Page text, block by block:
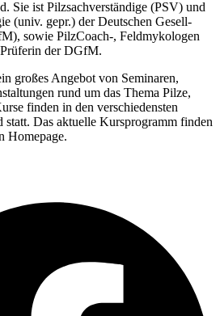
Sie ist Pilz­sach­ver­stän­di­ge (PSV) und
(univ. gepr.) der Deut­schen Gesell­
sowie PilzCoach‑, Feld­my­ko­lo­gen
der DGfM.
gro­ßes Ange­bot von Semi­na­ren,
rund um das The­ma Pil­ze,
fin­den in den ver­schie­dens­ten
statt. Das aktu­el­le Kurs­pro­gramm fin­den
Homepage.